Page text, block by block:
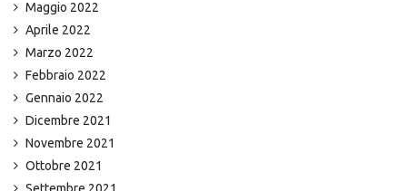
Maggio 2022
Aprile 2022
Marzo 2022
Febbraio 2022
Gennaio 2022
Dicembre 2021
Novembre 2021
Ottobre 2021